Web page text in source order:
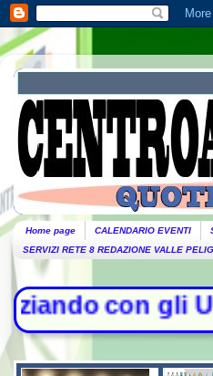
Home page CALENDARIO EVENTI
SERVIZI RETE 8 REDAZIONE VALLE
Usa su